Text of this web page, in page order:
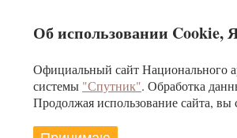
Государственное
Об использовании
Официальный сайт Национального
системы "Спутник". Обработка
Продолжая использование сайта, вы